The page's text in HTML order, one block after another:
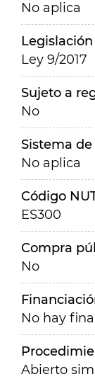
No aplica
Ley 9/2017
Sujeto a
No
Sistema
No aplica
Código
ES300
Compra
No
No hay
Abierto